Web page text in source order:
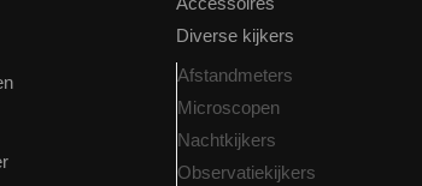
Diverse kijkers
Afstandmeters
Microscopen
Nachtkijkers
Observatiekijkers